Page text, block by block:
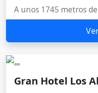
A unos 1745 metros
Gran Hotel Los